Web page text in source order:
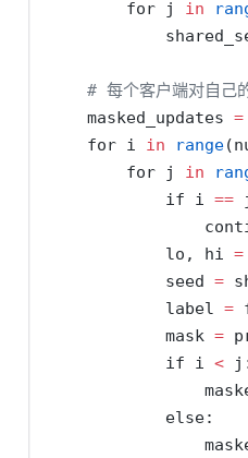
for j in
# 每个客户端对自己
    masked_updates
=
for i in range
for j in
if i ==
            lo, hi
=
            seed
=
            label
=
            mask
=
if i <
else: